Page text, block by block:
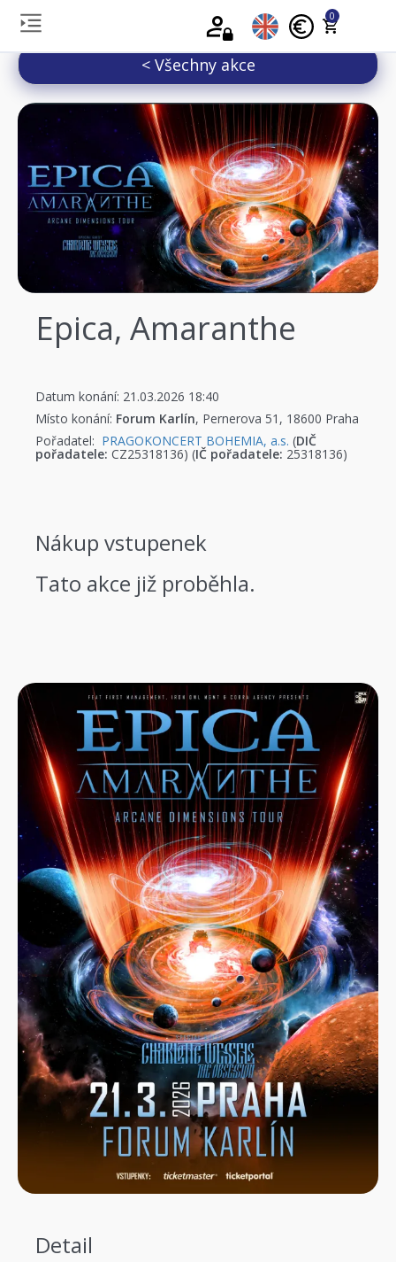
0
< Všechny akce
Epica, Amaranthe
Datum konání: 21.03.2026 18:40
Místo konání: Forum Karlín, Pernerova 51, 18600 Praha
Pořadatel: PRAGOKONCERT BOHEMIA, a.s. (DIČ
pořadatele: CZ25318136) (IČ pořadatele: 25318136)
Nákup vstupenek
Tato akce již proběhla.
Detail